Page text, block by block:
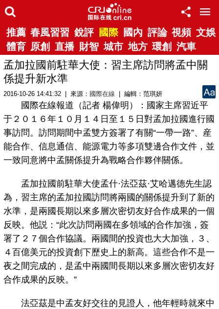
推薦 春風習習 銳評 國際 國內 評論 視頻 文娛
體育 原創 直播 財智 城市 地方 環創 汽車
孟加拉國前駐華大使：習主席訪問將孟中關
係提升新水準
2016-10-26 14:41:32 | 來源： 國際在線 | 編輯：范琪妍
國際在線報道（記者 楊偉明）：國家主席習近平
于２０１６年１０月１４日至１５日對孟加拉國進行國
事訪問。訪問期間中孟雙方簽署了有關“一帶一路”、産
能合作、信息通信、能源電力等多項雙邊合作文件，並
一致同意將中孟關係提升為戰略合作夥伴關係。
孟加拉國前駐華大使孟什·法亞茲·艾哈邁德先生認
為，習主席的孟加拉國訪問將兩國的關係提升到了新的
水準，是兩國長期以來多層次密切友好合作成果的一個
反映。他説：“此次訪問兩國在多領域的合作加強，簽
署了２７個合作協議。兩國間的投資也大大加強，３、
４百億美元的投資創下歷史上的新高。這些合作不是一
夜之間完成的，是孟中兩國間長期以來多層次密切友好
合作成果的反映。”
法亞茲是中孟友好交往的見證人，他年輕時就來中